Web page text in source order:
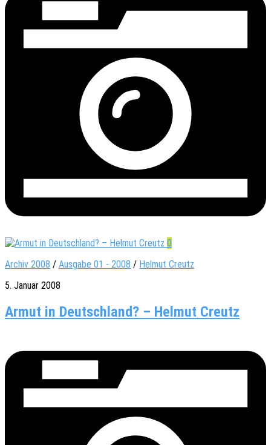
0
Archiv 2008 / Ausgabe 01 - 2008 / Helmut Creutz
5. Januar 2008
Armut in Deutschland? – Helmut Creutz